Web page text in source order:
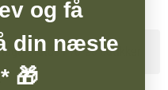
i vores butikker
og få
din næste
🎁